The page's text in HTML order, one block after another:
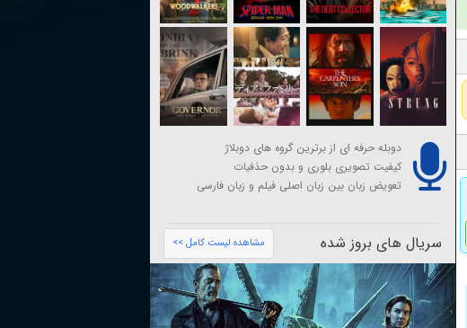
دوبله حرفه ای از برترین گروه های دوبلاژ
کیفیت تصویری بلوری و بدون حذفیات
تعویض زبان بین زبان اصلی فیلم و زبان فارسی
سریال های بروز شده مشاهده لیست کامل >>